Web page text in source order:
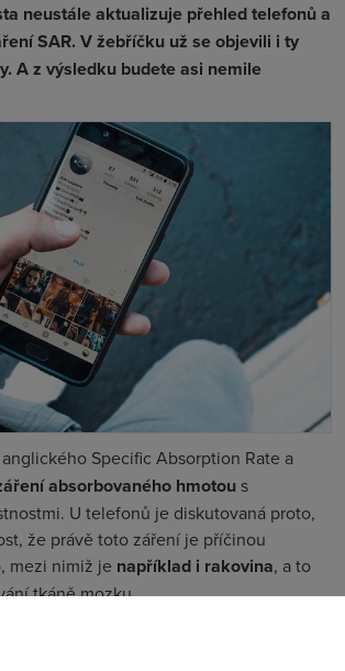
neustále aktualizuje přehled telefonů a
SAR. V žebříčku už se objevili i ty
A z výsledku budete asi nemile
Specific Absorption Rate a
absorbovaného hmotou s
U telefonů je diskutovaná proto,
že právě toto záření je příčinou
mezi nimiž je například i rakovina, a to
tkáně mozku.
mají v tabulce značky